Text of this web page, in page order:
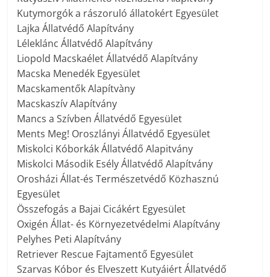
Kutymorgók a rászoruló állatokért Egyesület
Lajka Állatvédő Alapítvány
Léleklánc Állatvédő Alapítvány
Liopold Macskaélet Állatvédő Alapítvány
Macska Menedék Egyesület
Macskamentők Alapítvàny
Macskaszív Alapítvány
Mancs a Szívben Állatvédő Egyesület
Ments Meg! Oroszlányi Állatvédő Egyesület
Miskolci Kóborkák Állatvédő Alapitvány
Miskolci Második Esély Állatvédő Alapítvány
Orosházi Állat-és Természetvédő Közhasznú
Egyesület
Összefogás a Bajai Cicákért Egyesület
Oxigén Állat- és Környezetvédelmi Alapítvány
Pelyhes Peti Alapítvány
Retriever Rescue Fajtamentő Egyesület
Szarvas Kóbor és Elveszett Kutyáiért Állatvédő